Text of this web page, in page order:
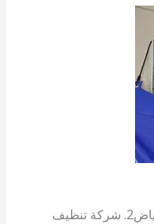
1. شركة تنظيف مكيفات بشمال الرياض2. شركة تنظيف